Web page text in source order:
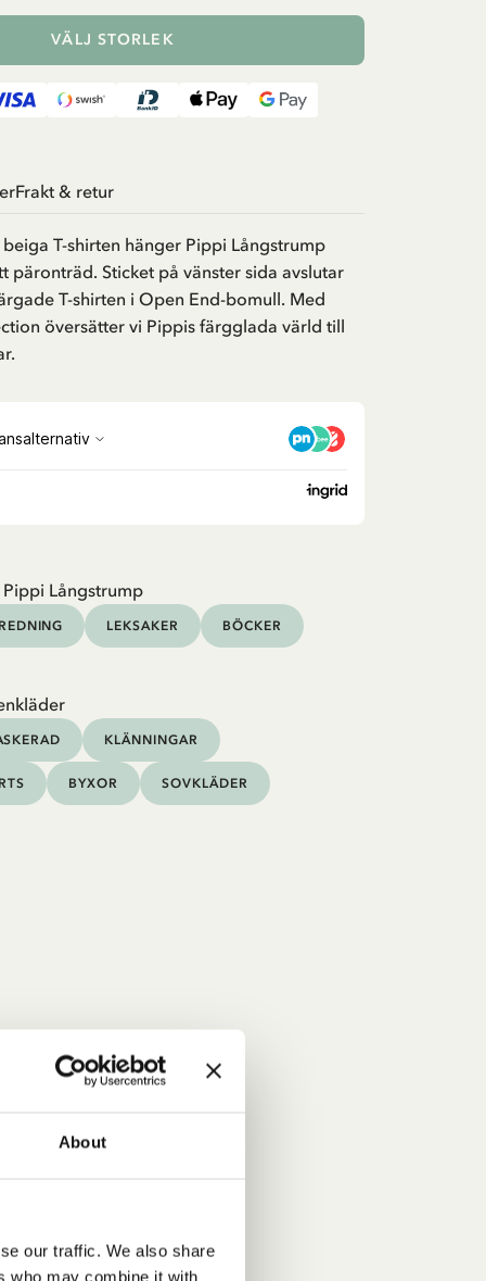
About
our traffic. We also share
who may combine it with
VÄLJ STORLEK
Frakt & retur
T-shirten hänger Pippi Långstrump
päronträd. Sticket på vänster sida avslutar
T-shirten i Open End-bomull. Med
översätter vi Pippis färgglada värld till
Långstrump
LEKSAKER BÖCKER
KLÄNNINGAR
BYXOR SOVKLÄDER